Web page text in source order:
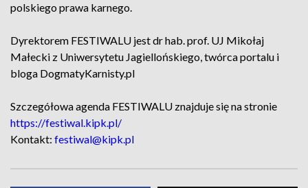
polskiego prawa karnego.
Dyrektorem FESTIWALU jest dr hab. prof. UJ Mikołaj
Małecki z Uniwersytetu Jagiellońskiego, twórca portalu i
bloga DogmatyKarnisty.pl
Szczegółowa agenda FESTIWALU znajduje się na stronie
https://festiwal.kipk.pl/
Kontakt: festiwal@kipk.pl